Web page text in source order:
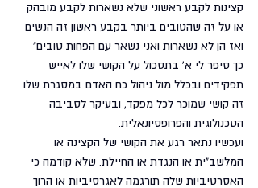
קצינות לקבע ראשוני שלא נשארות לקבע מובהק
או על זה שהטובים ביותר בקבע ראשון זה הנשים
ואז הן לא נשארות ואני נשאר עם הפחות טובים"
כך סיפר לי א' בתסכול על הקושי שלו לאייש
תפקידים ובכלל מול ניהול כח האדם במסגרת שלו.
זה קושי שמוכר לכל מפקד, ובעיקר לסביבה
הטכנולוגית והפרופסיונאלית.
ועכשיו נתאר רגע את הקושי של הקצינה או
המלשב"ית או הנגדת או החיילת. שלא קודמה כי
האסרטיביות שלה תורגמה לאגרסיביות או הרוך